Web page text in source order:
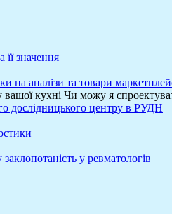
значення
на аналізи та товари
кухні Чи можу я
дослідницького центру в РУДН
у ревматологів